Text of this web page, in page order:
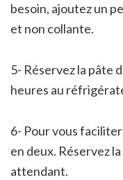
besoin, ajoutez un
et non collante.
5- Réservez la pâte
heures au
6- Pour vous
en deux. Réservez
attendant.